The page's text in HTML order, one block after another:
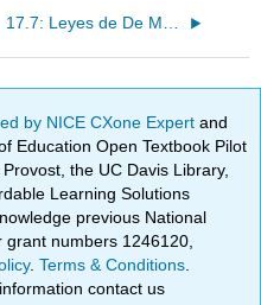
by NICE CXone Expertand
Education Open Textbook Pilot
the UC Davis Library,
Learning Solutions
previous National
numbers 1246120,
.Terms & Conditions
information contact us